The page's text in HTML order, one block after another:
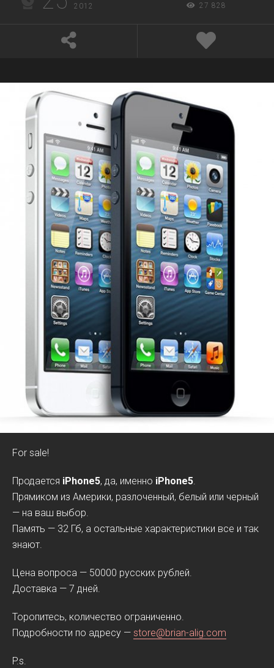
2012
27 828
For sale!
Продается iPhone5, да, именно iPhone5.
Прямиком из Америки, разлоченный, белый или черный
— на ваш выбор.
Память — 32 Гб, а остальные характеристики все и так
знают.
Цена вопроса — 50000 русских рублей.
Доставка — 7 дней.
Торопитесь, количество ограниченно.
Подробности по адресу — store@brian-alig.com
P.s.